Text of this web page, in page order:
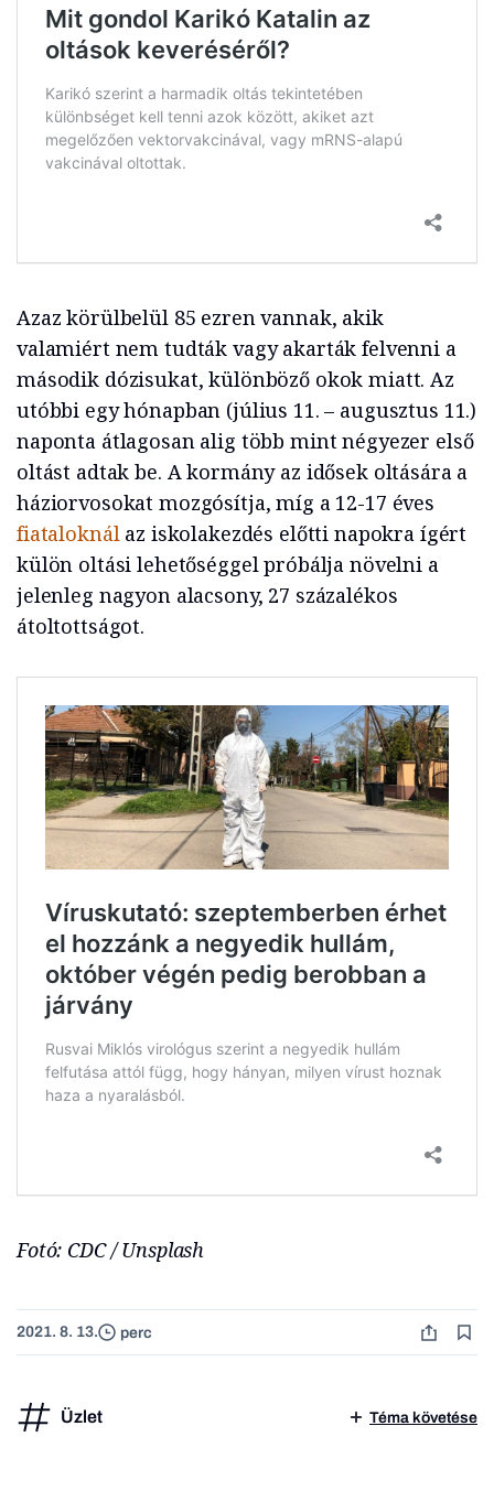
Azaz körülbelül 85 ezren vannak, akik
valamiért nem tudták vagy akarták felvenni a
második dózisukat, különböző okok miatt. Az
utóbbi egy hónapban (július 11. – augusztus 11.)
naponta átlagosan alig több mint négyezer első
oltást adtak be. A kormány az idősek oltására a
háziorvosokat mozgósítja, míg a 12-17 éves
fiataloknálaz iskolakezdés előtti napokra ígért
külön oltási lehetőséggel próbálja növelni a
jelenleg nagyon alacsony, 27 százalékos
átoltottságot.
Fotó: CDC / Unsplash
2021. 8. 13. perc
Üzlet Téma követése